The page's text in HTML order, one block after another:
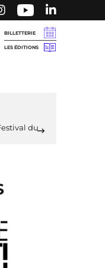
BILLETTERIE
LES ÉDITIONS
du